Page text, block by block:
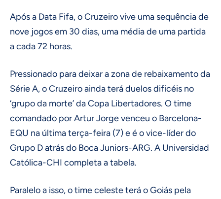
Após a Data Fifa, o Cruzeiro vive uma sequência de
nove jogos em 30 dias, uma média de uma partida
a cada 72 horas.
Pressionado para deixar a zona de rebaixamento da
Série A, o Cruzeiro ainda terá duelos dificéis no
‘grupo da morte’ da Copa Libertadores. O time
comandado por Artur Jorge venceu o Barcelona-
EQU na última terça-feira (7) e é o vice-líder do
Grupo D atrás do Boca Juniors-ARG. A Universidad
Católica-CHI completa a tabela.
Paralelo a isso, o time celeste terá o Goiás pela